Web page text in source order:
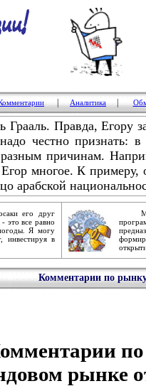
Аналитика
Грааль. Правда, Егору
честно признать:
причинам.
многое. К примеру,
арабской
его друг
- это все равно
Я могу
инвестируя в
Комментарии по
по
рынке